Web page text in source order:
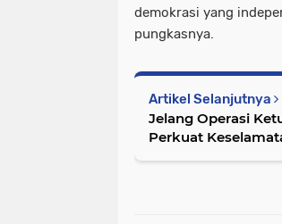
demokrasi yang
pungkasnya.
Artikel Selanjutnya
Jelang Operasi
Perkuat